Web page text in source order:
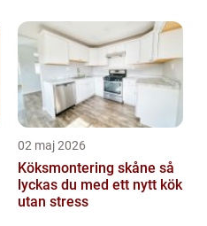
02 maj 2026
Köksmontering skåne så
lyckas du med ett nytt kök
utan stress